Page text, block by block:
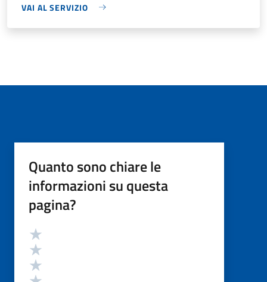
VAI AL SERVIZIO
Quanto sono chiare le
informazioni su questa
pagina?
Valutazione